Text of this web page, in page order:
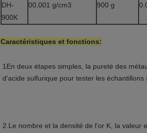
DH-
900K
00,001 g/cm3 900 g
Caractéristiques et fonctions:
1En deux étapes simples, la pureté des
d'acide sulfurique pour tester les échantillons
2.Le nombre et la densité de l'or K, la valeur